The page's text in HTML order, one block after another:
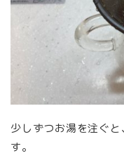
少しずつお湯を注ぐ
す。